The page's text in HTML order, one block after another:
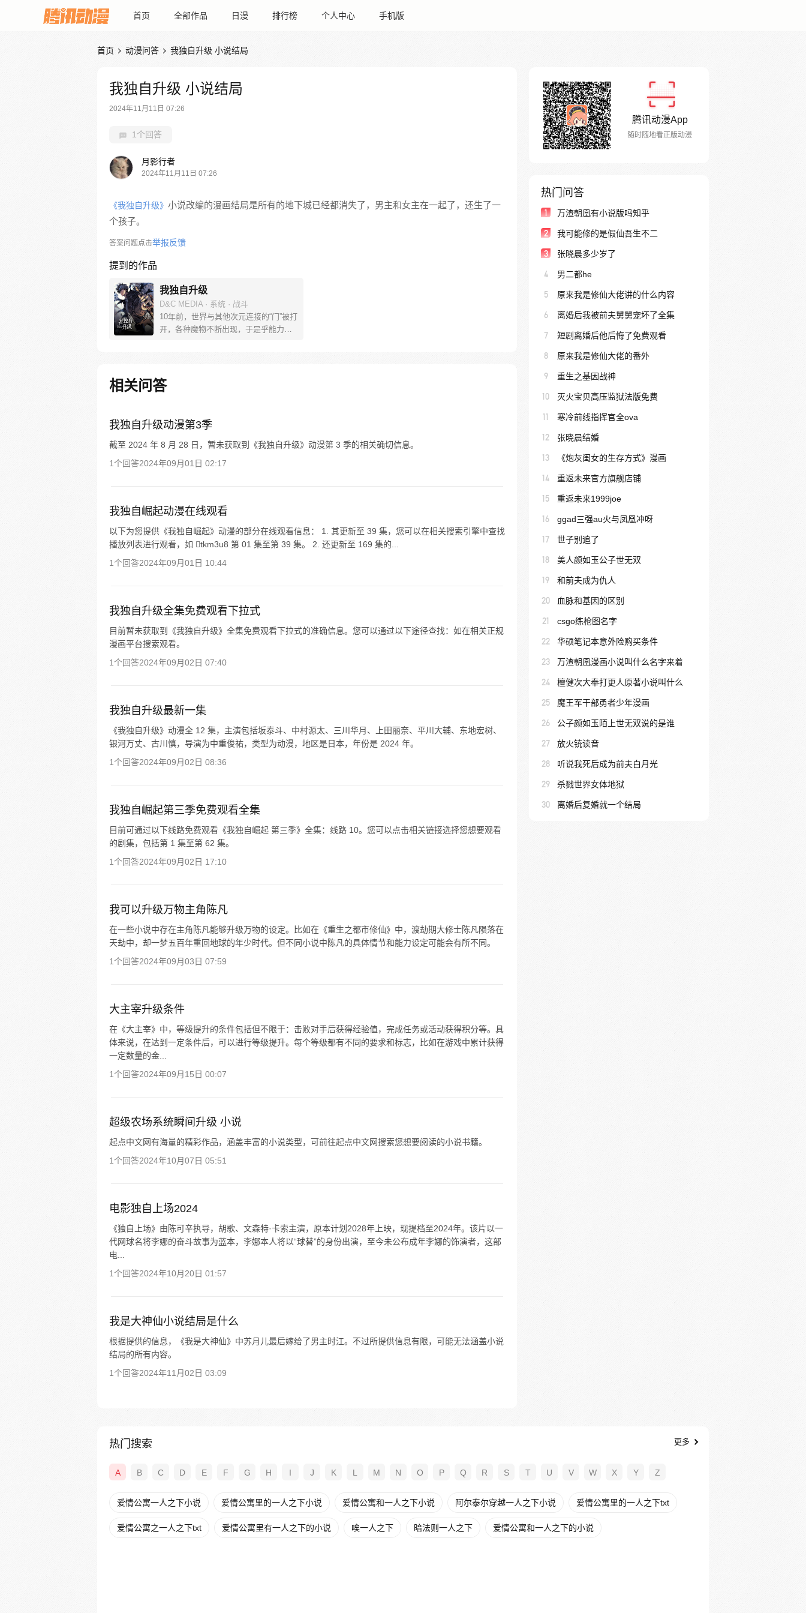
首页 全部作品 日漫 排行榜 个人中心 手机版
首页  动漫问答  我独自升级 小说结局
我独自升级 小说结局
2024年11月11日 07:26
1个回答
月影行者
2024年11月11日 07:26
《我独自升级》 小说改编的漫画结局是所有的地下城已经都消失了，男主和女主在一起了，还生了一
个孩子。
答案问题点击举报反馈
提到的作品
我独自升级
D&C MEDIA · 系统 · 战斗
10年前，世界与其他次元连接的“门”被打
开，各种魔物不断出现，于是乎能力各
战。生死存亡之际，他居然获得了升级
系统！在系统的利用下，他能成为最强
相关问答
我独自升级动漫第3季
截至 2024 年 8 月 28 日，暂未获取到《我独自升级》动漫第 3 季的相关确切信息。
1个回答2024年09月01日 02:17
我独自崛起动漫在线观看
以下为您提供《我独自崛起》动漫的部分在线观看信息： 1. 其更新至 39 集，您可以在相关搜索引擎中查找
播放列表进行观看，如 tkm3u8 第 01 集至第 39 集。 2. 还更新至 169 集的...
1个回答2024年09月01日 10:44
我独自升级全集免费观看下拉式
目前暂未获取到《我独自升级》全集免费观看下拉式的准确信息。您可以通过以下途径查找：如在相关正规
漫画平台搜索观看。
1个回答2024年09月02日 07:40
我独自升级最新一集
《我独自升级》动漫全 12 集，主演包括坂泰斗、中村源太、三川华月、上田丽奈、平川大辅、东地宏树、
银河万丈、古川慎，导演为中重俊祐，类型为动漫，地区是日本，年份是 2024 年。
1个回答2024年09月02日 08:36
我独自崛起第三季免费观看全集
目前可通过以下线路免费观看《我独自崛起 第三季》全集：线路 10。您可以点击相关链接选择您想要观看
的剧集，包括第 1 集至第 62 集。
1个回答2024年09月02日 17:10
我可以升级万物主角陈凡
在一些小说中存在主角陈凡能够升级万物的设定。比如在《重生之都市修仙》中，渡劫期大修士陈凡陨落在
天劫中，却一梦五百年重回地球的年少时代。但不同小说中陈凡的具体情节和能力设定可能会有所不同。
1个回答2024年09月03日 07:59
大主宰升级条件
在《大主宰》中，等级提升的条件包括但不限于：击败对手后获得经验值，完成任务或活动获得积分等。具
体来说，在达到一定条件后，可以进行等级提升。每个等级都有不同的要求和标志，比如在游戏中累计获得
一定数量的金...
1个回答2024年09月15日 00:07
超级农场系统瞬间升级 小说
起点中文网有海量的精彩作品，涵盖丰富的小说类型，可前往起点中文网搜索您想要阅读的小说书籍。
1个回答2024年10月07日 05:51
电影独自上场2024
《独自上场》由陈可辛执导，胡歌、文森特·卡索主演，原本计划2028年上映，现提档至2024年。该片以一
代网球名将李娜的奋斗故事为蓝本，李娜本人将以“球替”的身份出演，至今未公布成年李娜的饰演者，这部
电...
1个回答2024年10月20日 01:57
我是大神仙小说结局是什么
根据提供的信息，《我是大神仙》中苏月儿最后嫁给了男主时江。不过所提供信息有限，可能无法涵盖小说
结局的所有内容。
1个回答2024年11月02日 03:09
腾讯动漫App
随时随地看正版动漫
热门问答
1 万渣朝凰有小说版吗知乎
2 我可能修的是假仙吾生不二
3 张晓晨多少岁了
4 男二都he
5 原来我是修仙大佬讲的什么内容
6 离婚后我被前夫舅舅宠坏了全集
7 短剧离婚后他后悔了免费观看
8 原来我是修仙大佬的番外
9 重生之基因战神
10 灭火宝贝高压监狱法版免费
11 寒冷前线指挥官全ova
12 张晓晨结婚
13 《炮灰闺女的生存方式》漫画
14 重返未来官方旗舰店铺
15 重返未来1999joe
16 ggad三强au火与凤凰冲呀
17 世子别追了
18 美人颜如玉公子世无双
19 和前夫成为仇人
20 血脉和基因的区别
21 csgo练枪图名字
22 华硕笔记本意外险购买条件
23 万渣朝凰漫画小说叫什么名字来着
24 檀健次大奉打更人原著小说叫什么
25 魔王军干部勇者少年漫画
26 公子颜如玉陌上世无双说的是谁
27 放火铳读音
28 听说我死后成为前夫白月光
29 杀戮世界女体地狱
30 离婚后复婚就一个结局
热门搜索 更多
A B C D E F G H I J K L M N O P Q R S T U V W X Y Z
爱情公寓一人之下小说 爱情公寓里的一人之下小说 爱情公寓和一人之下小说 阿尔泰尔穿越一人之下小说 爱情公寓里的一人之下txt
爱情公寓之一人之下txt 爱情公寓里有一人之下的小说 唉一人之下 暗法则一人之下 爱情公寓和一人之下的小说